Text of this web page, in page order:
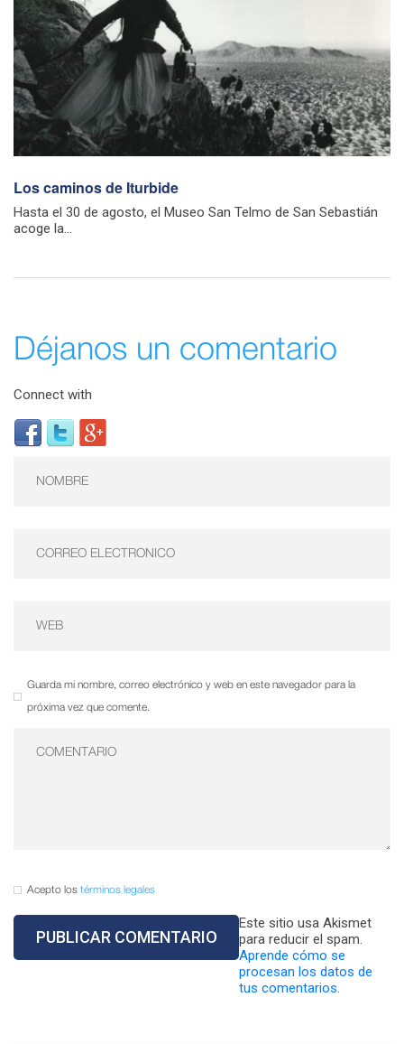
Los caminos de Iturbide
Hasta el 30 de agosto, el Museo San Telmo de San Sebastián
acoge la...
Déjanos un comentario
Connect with
Guarda mi nombre, correo electrónico y web en este navegador para la
próxima vez que comente.
Acepto los términos legales
Este sitio usa Akismet
para reducir el spam.
Aprende cómo se
procesan los datos de
tus comentarios.